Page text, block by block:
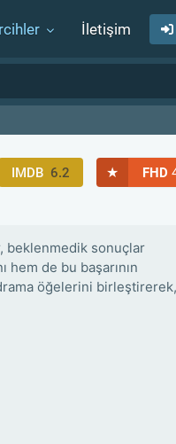
İletişim
IMDB 6.2 ★ FHD
beklenmedik sonuçlar
hem de bu başarının
öğelerini birleştirerek,